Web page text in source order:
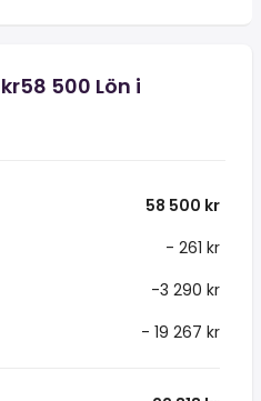
500 Lön i
58 500 kr
- 261 kr
-3 290 kr
- 19 267 kr